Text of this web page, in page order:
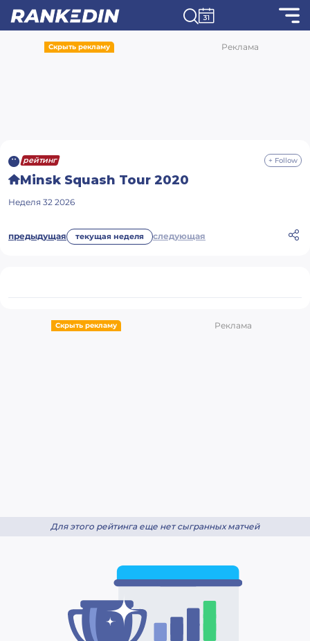
Скрыть рекламу Реклама
рейтинг + Follow
Minsk Squash Tour 2020
Неделя 32 2026
предыдущая текущая неделя следующая
Скрыть рекламу Реклама
Для этого рейтинга еще нет сыгранных матчей